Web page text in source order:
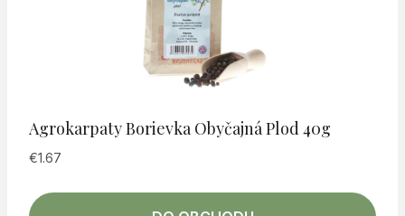
Agrokarpaty Borievka Obyčajná Plod 40g
€1.67